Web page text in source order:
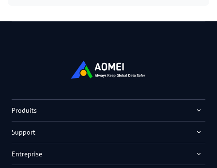
Produits
Support
Entreprise